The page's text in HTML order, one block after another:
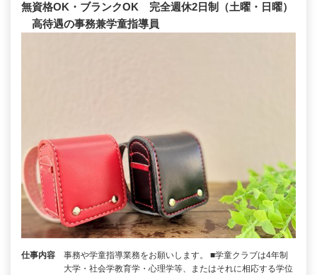
無資格OK・ブランクOK 完全週休2日制（土曜・日曜）
高待遇の事務兼学童指導員
仕事内容
事務や学童指導業務をお願いします。 ■学童クラブは4年制
大学・社会学教育学・心理学等、またはそれに相応する学位